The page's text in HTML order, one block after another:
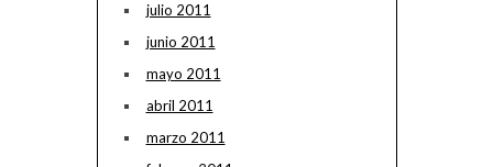
julio 2011
junio 2011
mayo 2011
abril 2011
marzo 2011